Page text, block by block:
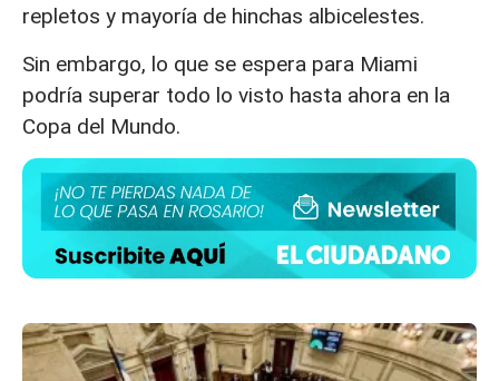
repletos y mayoría de hinchas albicelestes.
Sin embargo, lo que se espera para Miami
podría superar todo lo visto hasta ahora en la
Copa del Mundo.